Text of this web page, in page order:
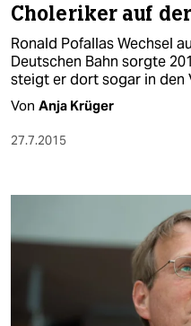
Choleriker auf
Ronald Pofallas Wechsel
Deutschen Bahn sorgte
steigt er dort sogar in den
Von Anja Krüger
27.7.2015